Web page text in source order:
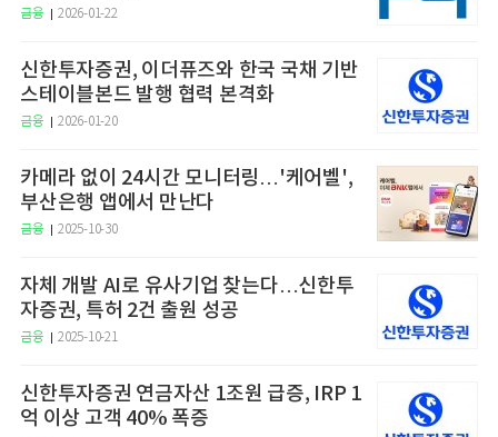
금융 2026-01-22
신한투자증권, 이더퓨즈와 한국 국채 기반
스테이블본드 발행 협력 본격화
금융 2026-01-20
카메라 없이 24시간 모니터링…'케어벨',
부산은행 앱에서 만난다
금융 2025-10-30
자체 개발 AI로 유사기업 찾는다…신한투
자증권, 특허 2건 출원 성공
금융 2025-10-21
신한투자증권 연금자산 1조원 급증, IRP 1
억 이상 고객 40% 폭증